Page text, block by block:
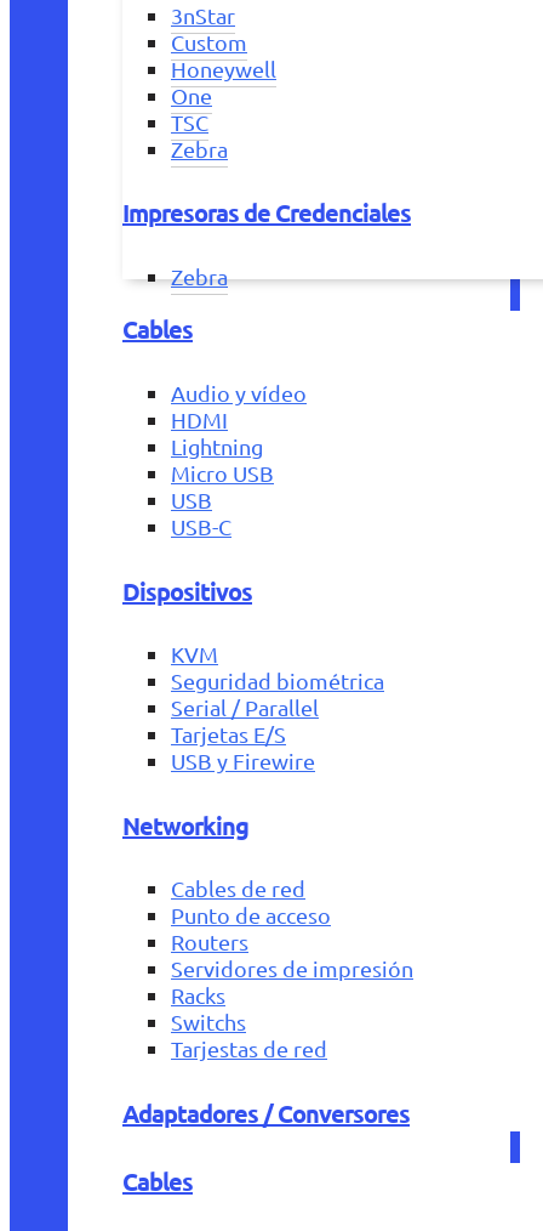
3nStar
Custom
Honeywell
One
TSC
Zebra
Impresoras de Credenciales
Zebra
Cables
Audio y vídeo
HDMI
Lightning
Micro USB
USB
USB-C
Dispositivos
KVM
Seguridad biométrica
Serial / Parallel
Tarjetas E/S
USB y Firewire
Networking
Cables de red
Punto de acceso
Routers
Servidores de impresión
Racks
Switchs
Tarjestas de red
Adaptadores / Conversores
Cables